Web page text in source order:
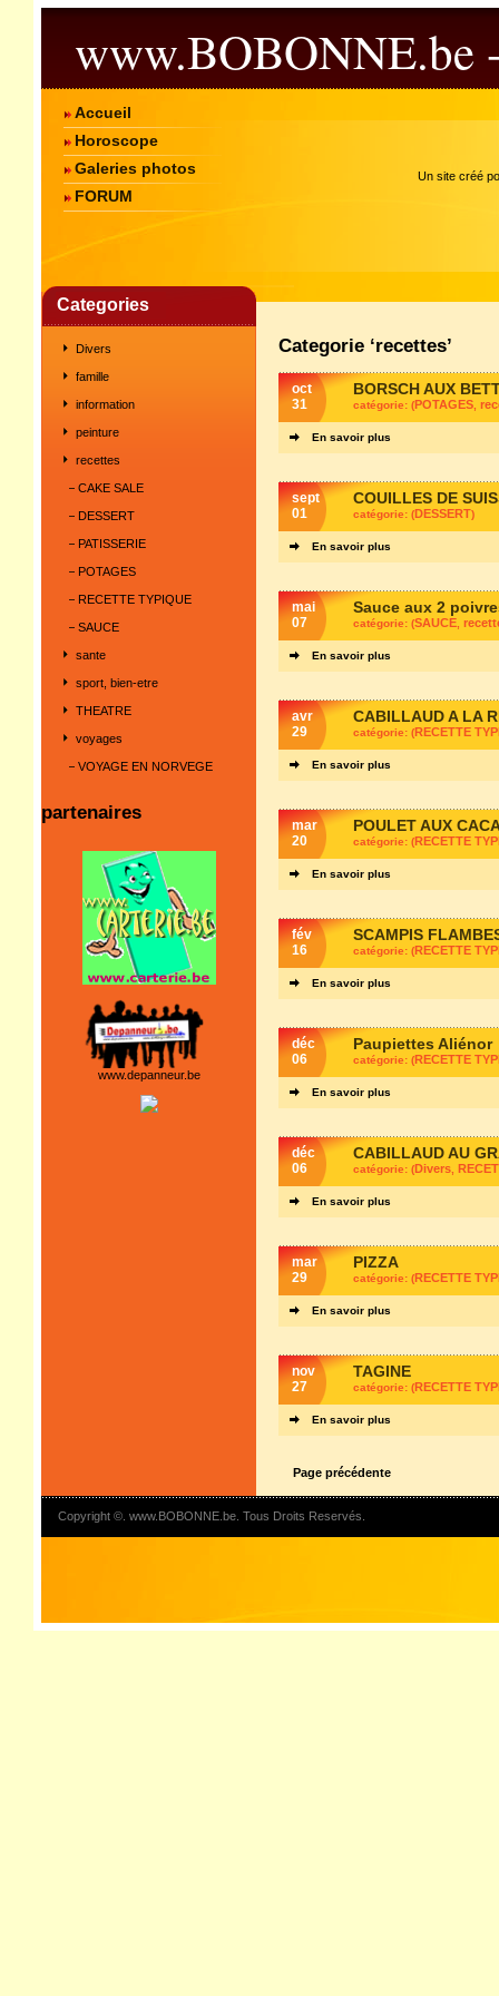
www.BOBONNE.be
Accueil
Horoscope
Galeries photos
FORUM
Un site créé
Categories
Divers
famille
information
peinture
recettes
CAKE SALE
DESSERT
PATISSERIE
POTAGES
RECETTE TYPIQUE
SAUCE
sante
sport, bien-etre
THEATRE
voyages
VOYAGE EN NORVEGE
partenaires
www.depanneur.be
Categorie ‘recettes’
oct
31
BORSCH AUX
catégorie: (POTAGES,
En savoir plus
sept
01
COUILLES DE
catégorie: (DESSERT)
En savoir plus
mai
07
Sauce aux 2
catégorie: (SAUCE,
En savoir plus
avr
29
CABILLAUD A LA
catégorie: (RECETTE
En savoir plus
mar
20
POULET AUX
catégorie: (RECETTE
En savoir plus
fév
16
SCAMPIS
catégorie: (RECETTE
En savoir plus
déc
06
Paupiettes Aliénor
catégorie: (RECETTE
En savoir plus
déc
06
CABILLAUD AU
catégorie: (Divers,
En savoir plus
mar
29
PIZZA
catégorie: (RECETTE
En savoir plus
nov
27
TAGINE
catégorie: (RECETTE
En savoir plus
Page précédente
Copyright ©. www.BOBONNE.be. Tous Droits Reservés.